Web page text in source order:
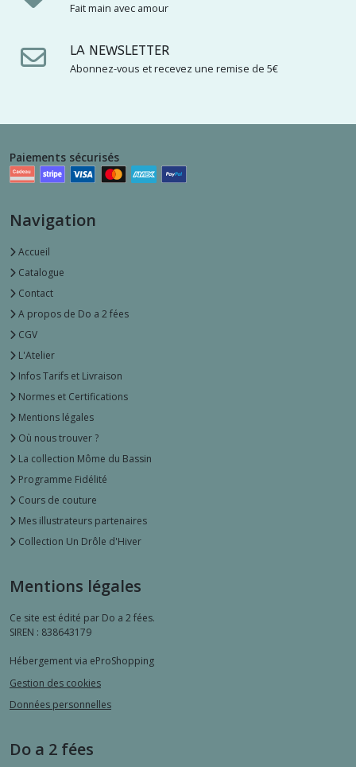
Fait main avec amour
LA NEWSLETTER
Abonnez-vous et recevez une remise de 5€
Paiements sécurisés
Navigation
Accueil
Catalogue
Contact
A propos de Do a 2 fées
CGV
L'Atelier
Infos Tarifs et Livraison
Normes et Certifications
Mentions légales
Où nous trouver ?
La collection Môme du Bassin
Programme Fidélité
Cours de couture
Mes illustrateurs partenaires
Collection Un Drôle d'Hiver
Mentions légales
Ce site est édité par Do a 2 fées.
SIREN : 838643179
Hébergement via eProShopping
Gestion des cookies
Données personnelles
Do a 2 fées